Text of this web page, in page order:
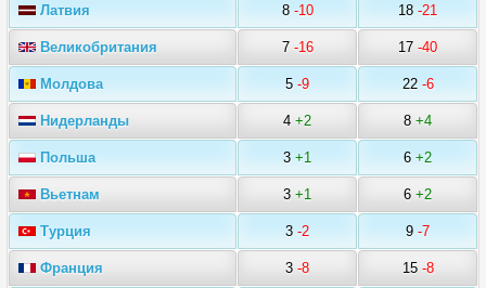
Латвия 8-10 18 -21
Великобритания 7-16 17 -40
Молдова 5 -9 22-6
Нидерланды 4 +2 8 +4
Польша 3 +1 6 +2
Вьетнам 3 +1 6 +2
Турция 3 -2 9 -7
Франция 3 -8 15-8